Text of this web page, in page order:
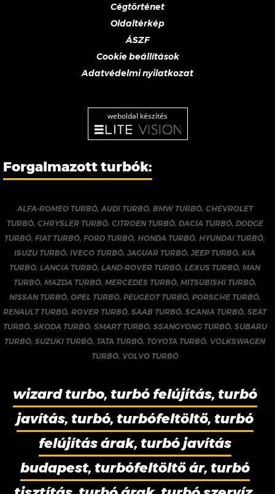
Cégtörténet
Oldaltérkép
ÁSZF
Cookie beállítások
Adatvédelmi nyilatkozat
weboldal készítés
Forgalmazott turbók:
ALFA-ROMEO TURBÓ, AUDI TURBÓ, BMW TURBÓ, CHEVROLET
TURBÓ, CHRYSLER TURBÓ, CITROEN TURBÓ, DACIA TURBÓ, DODGE
TURBÓ,FIAT TURBÓ,FORD TURBÓ, HONDA TURBÓ, HYUNDAI TURBÓ,
ISUZU TURBÓ,IVECO TURBÓ,JAGUAR TURBÓ,JEEP TURBÓ,KIA
TURBÓ,LANCIA TURBÓ,LAND-ROVER TURBÓ,LEXUS TURBÓ,MAN
TURBÓ, MAZDA TURBÓ, MERCEDES TURBÓ, MITSUBISHI TURBÓ,
NISSAN TURBÓ, OPEL TURBÓ, PEUGEOT TURBÓ, PORSCHE TURBÓ,
RENAULT TURBÓ,ROVER TURBÓ,SAAB TURBÓ,SCANIA TURBÓ,SEAT
TURBÓ, SKODA TURBÓ, SMART TURBÓ, SSANGYONG TURBÓ, SUBARU
TURBÓ,SUZUKI TURBÓ, TATA TURBÓ, TOYOTA TURBÓ, VOLKSWAGEN
TURBÓ, VOLVO TURBÓ
wizard turbo, turbó felújítás, turbó
javítás, turbó, turbófeltöltő, turbó
felújítás árak, turbó javítás
budapest, turbófeltöltő ár, turbó